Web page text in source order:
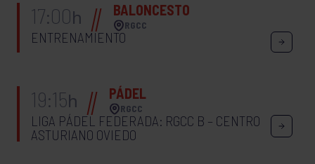
17:00h BALONCESTO
RGCC
ENTRENAMIENTO
19:15h PÁDEL
RGCC
LIGA PÁDEL FEDERADA: RGCC B – CENTRO
ASTURIANO OVIEDO